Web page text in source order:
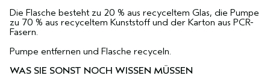
Die Flasche besteht zu 20 % aus recyceltem Glas, die Pumpe
zu 70 % aus recyceltem Kunststoff und der Karton aus PCR-
Fasern.
Pumpe entfernen und Flasche recyceln.
WAS SIE SONST NOCH WISSEN MÜSSEN